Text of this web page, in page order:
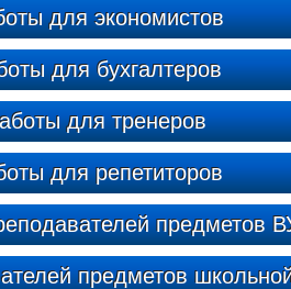
для экономистов
для бухгалтеров
для тренеров
для репетиторов
предметов
предметов